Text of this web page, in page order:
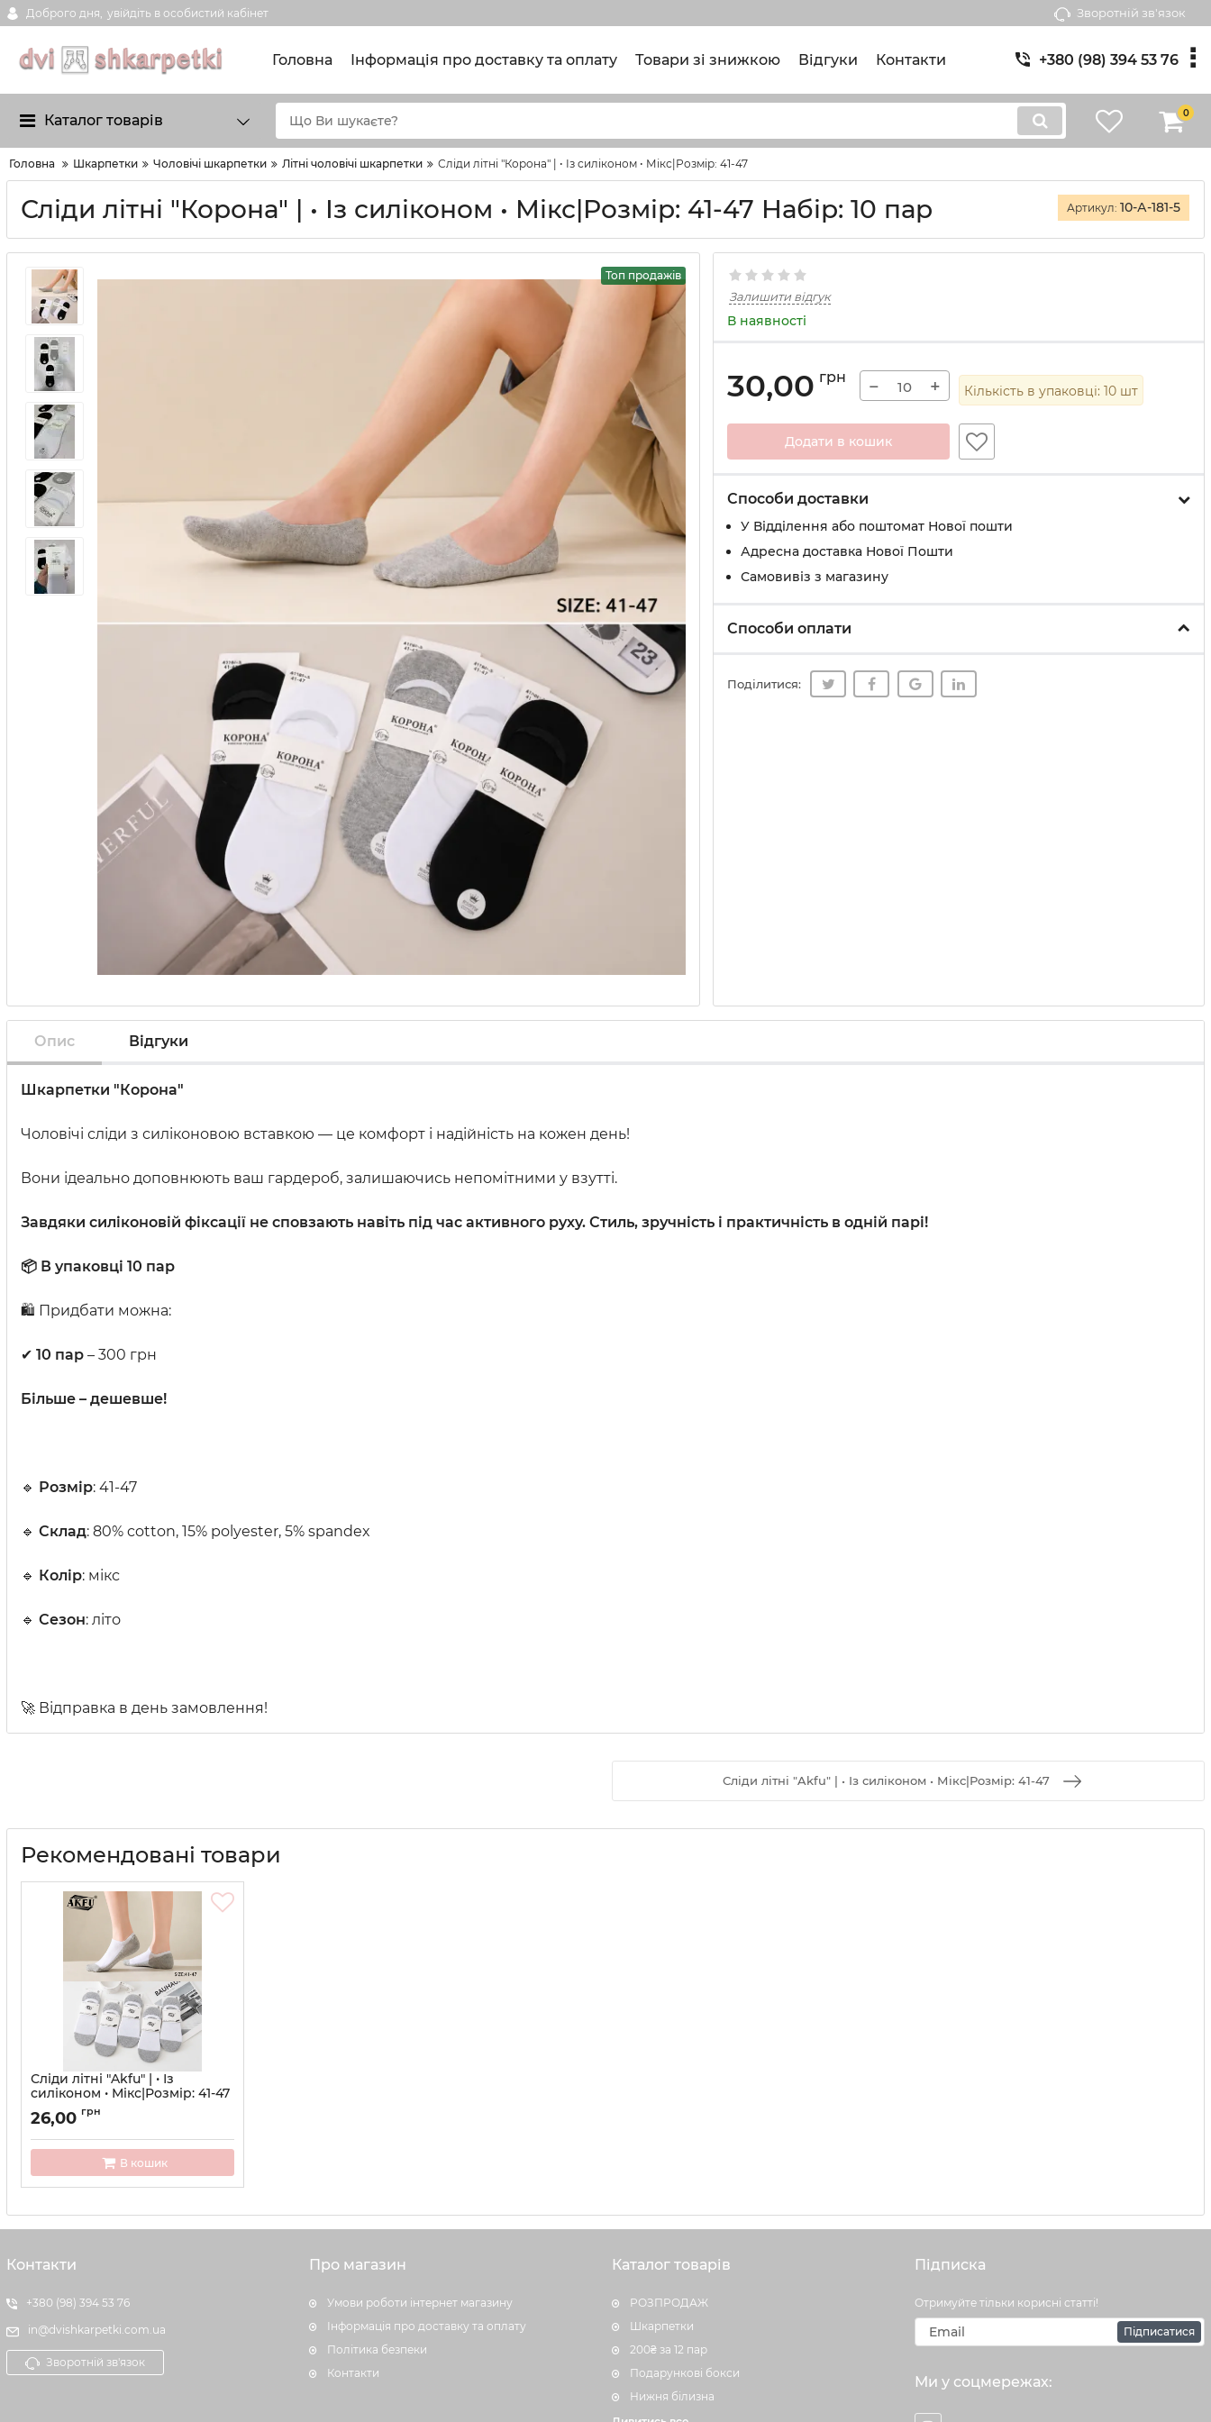
Доброго дня, увійдіть в особистий кабінет Зворотній зв'язок
Головна Інформація про доставку та оплату Товари зі знижкою Відгуки Контакти +380 (98) 394 53 76
Каталог товарів 0
Головна Шкарпетки Чоловічі шкарпетки Літні чоловічі шкарпетки Сліди літні "Корона" | • Із силіконом • Мікс|Розмір: 41-47
Сліди літні "Корона" | • Із силіконом • Мікс|Розмір: 41-47 Набір: 10 пар Артикул: 10-А-181-5
Топ продажів
Залишити відгук
В наявності
30,00 грн − + Кількість в упаковці: 10 шт
Додати в кошик
Способи доставки
У Вiддiлення або поштомат Нової пошти
Адресна доставка Нової Пошти
Самовивіз з магазину
Способи оплати
Поділитися:
Опис Відгуки
Шкарпетки "Корона"
Чоловічі сліди з силіконовою вставкою — це комфорт і надійність на кожен день!
Вони ідеально доповнюють ваш гардероб, залишаючись непомітними у взутті.
Завдяки силіконовій фіксації не сповзають навіть під час активного руху. Стиль, зручність і практичність в одній парі!
📦 В упаковці 10 пар
🛍 Придбати можна:
✔ 10 пар – 300 грн
Більше – дешевше!
🔹 Розмір: 41-47
🔹 Склад: 80% cotton, 15% polyester, 5% spandex
🔹 Колір: мікс
🔹 Сезон: літо
🚀 Відправка в день замовлення!
Сліди літні "Akfu" | • Із силіконом • Мікс|Розмір: 41-47
Рекомендовані товари
Сліди літні "Akfu" | • Із
силіконом • Мікс|Розмір: 41-47
Артикул: 10-HA-1117
26,00 грн
В кошик
Контакти
+380 (98) 394 53 76
in@dvishkarpetki.com.ua
Зворотній зв'язок
Про магазин
Умови роботи інтернет магазину
Інформація про доставку та оплату
Політика безпеки
Контакти
Каталог товарів
РОЗПРОДАЖ
Шкарпетки
200₴ за 12 пар
Подарункові бокси
Нижня білизна
Підписка
Отримуйте тільки корисні статті!
Підписатися
Ми у соцмережах: